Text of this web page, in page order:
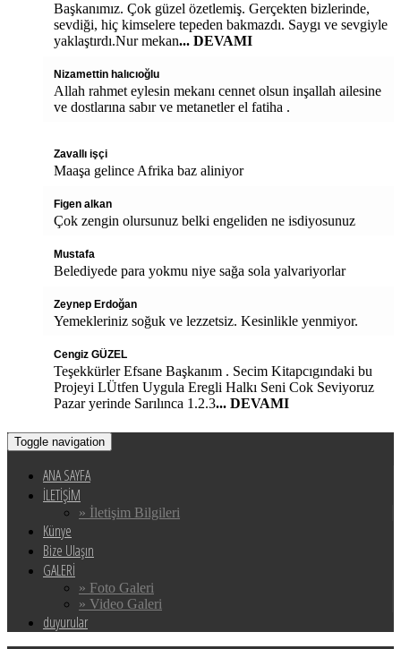
Başkanımız. Çok güzel özetlemiş. Gerçekten bizlerinde,
sevdiği, hiç kimselere tepeden bakmazdı. Saygı ve sevgiyle
yaklaştırdı.Nur mekan... DEVAMI
Nizamettin halıcıoğlu
Allah rahmet eylesin mekanı cennet olsun inşallah ailesine
ve dostlarına sabır ve metanetler el fatiha .
Zavallı işçi
Maaşa gelince Afrika baz aliniyor
Figen alkan
Çok zengin olursunuz belki engeliden ne isdiyosunuz
Mustafa
Belediyede para yokmu niye sağa sola yalvariyorlar
Zeynep Erdoğan
Yemekleriniz soğuk ve lezzetsiz. Kesinlikle yenmiyor.
Cengiz GÜZEL
Teşekkürler Efsane Başkanım . Secim Kitapcıgındaki bu
Projeyi LÜtfen Uygula Eregli Halkı Seni Cok Seviyoruz
Pazar yerinde Sarılınca 1.2.3... DEVAMI
Toggle navigation
ANA SAYFA
İLETİŞİM
» İletişim Bilgileri
Künye
Bize Ulaşın
GALERİ
» Foto Galeri
» Video Galeri
duyurular